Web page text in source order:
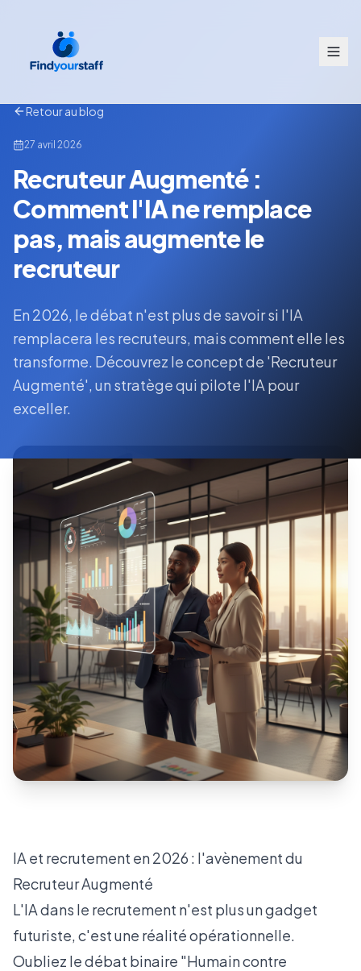
Retour au blog
27 avril 2026
Recruteur Augmenté :
Comment l'IA ne remplace
pas, mais augmente le
recruteur
En 2026, le débat n'est plus de savoir si l'IA
remplacera les recruteurs, mais comment elle les
transforme. Découvrez le concept de 'Recruteur
Augmenté', un stratège qui pilote l'IA pour
exceller.
IA et recrutement en 2026 : l'avènement du
Recruteur Augmenté
L'IA dans le recrutement n'est plus un gadget
futuriste, c'est une réalité opérationnelle.
Oubliez le débat binaire "Humain contre